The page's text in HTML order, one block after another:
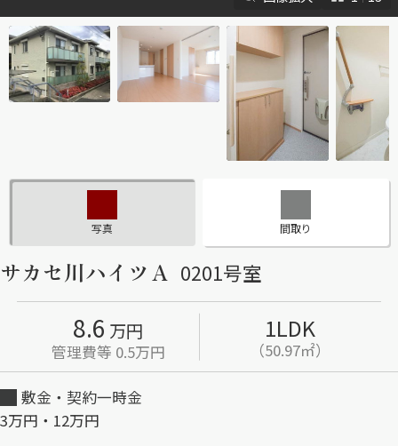
シャーメゾンとは
シャーメゾンセレクショ
ン
動画ギャラリー
ShaMaison STYLE
シャーメゾンショップを探す
らくらく内見
自立型サービス付き・シニア向け
写真 間取り
サカセ川ハイツＡ 0201号室
8.6 万円
管理費等 0.5万円
1LDK
（50.97㎡）
敷金・契約一時金
3万円・12万円